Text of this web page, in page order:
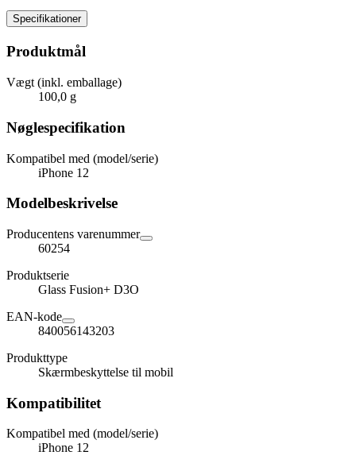
Specifikationer
Produktmål
Vægt (inkl. emballage)
100,0 g
Nøglespecifikation
Kompatibel med (model/serie)
iPhone 12
Modelbeskrivelse
Producentens varenummer
60254
Produktserie
Glass Fusion+ D3O
EAN-kode
840056143203
Produkttype
Skærmbeskyttelse til mobil
Kompatibilitet
Kompatibel med (model/serie)
iPhone 12